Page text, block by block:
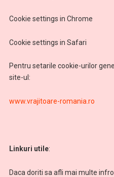
Cookie settings in Chrome
Cookie settings in Safari
Pentru setarile cookie-urilor
site-ul:
www.vrajitoare-romania.ro
Linkuri utile:
Daca doriti sa afli mai multe